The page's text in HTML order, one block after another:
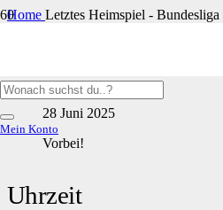
Mein Konto
Home Letztes Heimspiel -
28 Juni 2025
Vorbei!
Uhrzeit